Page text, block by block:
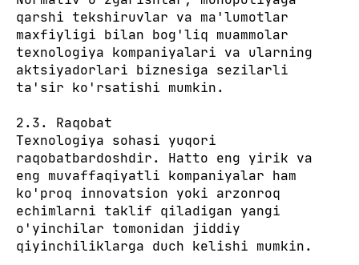
qarshi tekshiruvlar va ma'lumotlar
maxfiyligi bilan bog'liq muammolar
texnologiya kompaniyalari va ularning
aktsiyadorlari biznesiga sezilarli
ta'sir ko'rsatishi mumkin.
2.3. Raqobat
Texnologiya sohasi yuqori
raqobatbardoshdir. Hatto eng yirik va
eng muvaffaqiyatli kompaniyalar ham
ko'proq innovatsion yoki arzonroq
echimlarni taklif qiladigan yangi
o'yinchilar tomonidan jiddiy
qiyinchiliklarga duch kelishi mumkin.